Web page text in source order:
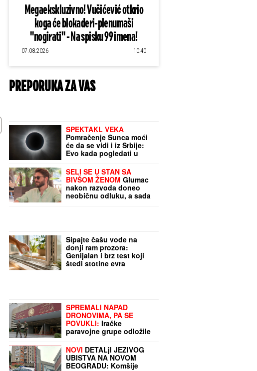
Megaekskluzivno! Vučićević otkrio
koga će blokaderi-plenumaši
"nogirati" - Na spisku 99 imena!
07.08.2026 10:40
PREPORUKA ZA VAS
SPEKTAKL VEKA
Pomračenje Sunca moći
će da se vidi i iz Srbije:
Evo kada pogledati u
biti zaklonjeno
SELI SE U STAN SA
BIVŠOM ŽENOM Glumac
nakon razvoda doneo
neobičnu odluku, a sada
Sipajte čašu vode na
donji ram prozora:
Genijalan i brz test koji
štedi stotine evra
SPREMALI NAPAD
DRONOVIMA, PA SE
POVUKLI: Iračke
paravojne grupe odložile
NOVI DETALjI JEZIVOG
UBISTVA NA NOVOM
BEOGRADU: Komšije